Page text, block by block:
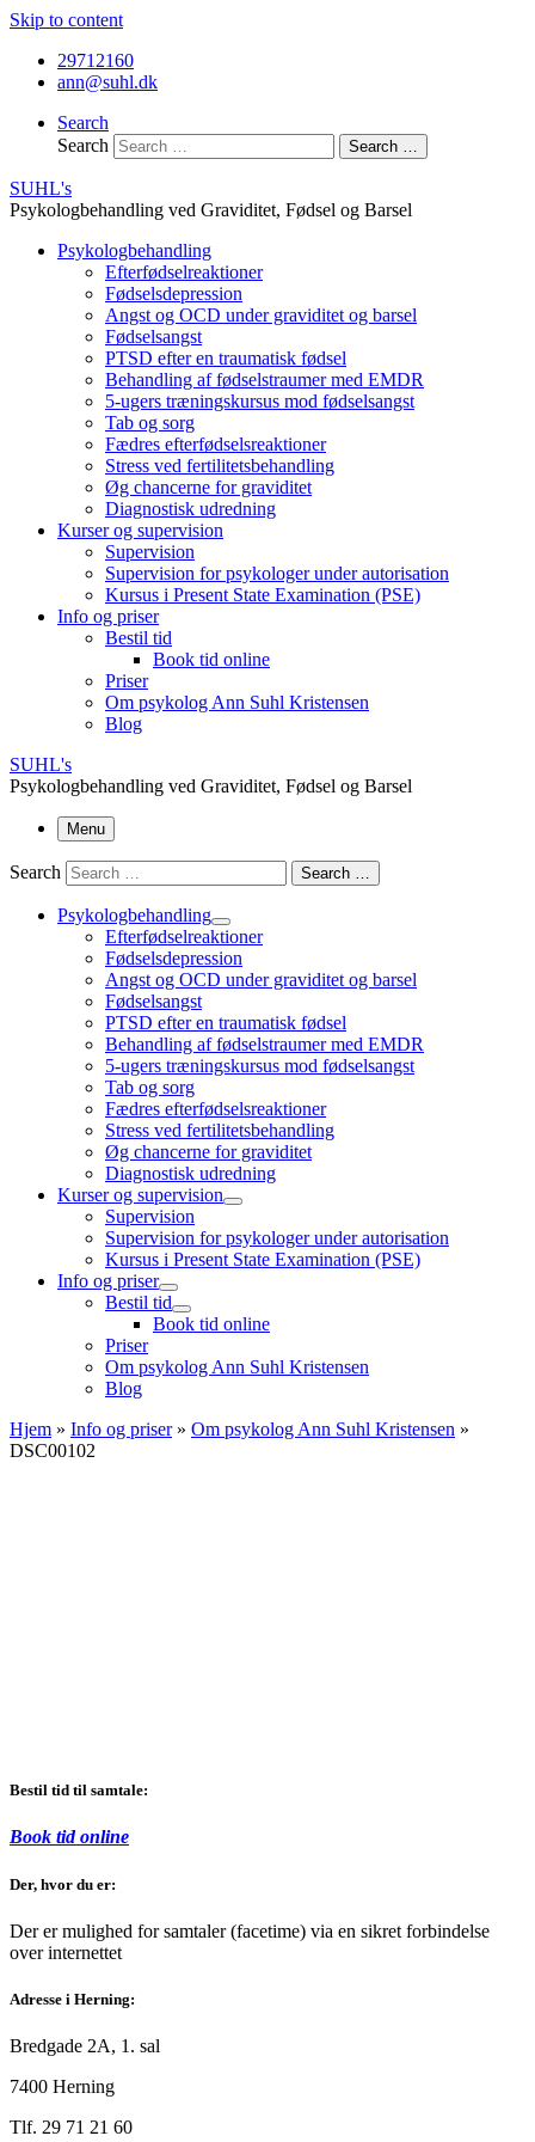
Skip to content
29712160
ann@suhl.dk
Search
Search
Search …
SUHL's
Psykologbehandling ved Graviditet, Fødsel og Barsel
Psykologbehandling
Efterfødselreaktioner
Fødselsdepression
Angst og OCD under graviditet og barsel
Fødselsangst
PTSD efter en traumatisk fødsel
Behandling af fødselstraumer med EMDR
5-ugers træningskursus mod fødselsangst
Tab og sorg
Fædres efterfødselsreaktioner
Stress ved fertilitetsbehandling
Øg chancerne for graviditet
Diagnostisk udredning
Kurser og supervision
Supervision
Supervision for psykologer under autorisation
Kursus i Present State Examination (PSE)
Info og priser
Bestil tid
Book tid online
Priser
Om psykolog Ann Suhl Kristensen
Blog
SUHL's
Psykologbehandling ved Graviditet, Fødsel og Barsel
Menu
Search Search …
Psykologbehandling
Efterfødselreaktioner
Fødselsdepression
Angst og OCD under graviditet og barsel
Fødselsangst
PTSD efter en traumatisk fødsel
Behandling af fødselstraumer med EMDR
5-ugers træningskursus mod fødselsangst
Tab og sorg
Fædres efterfødselsreaktioner
Stress ved fertilitetsbehandling
Øg chancerne for graviditet
Diagnostisk udredning
Kurser og supervision
Supervision
Supervision for psykologer under autorisation
Kursus i Present State Examination (PSE)
Info og priser
Bestil tid
Book tid online
Priser
Om psykolog Ann Suhl Kristensen
Blog
Hjem » Info og priser» Om psykolog Ann Suhl Kristensen »
DSC00102
Bestil tid til samtale:
Book tid online
Der, hvor du er:
Der er mulighed for samtaler (facetime) via en sikret forbindelse
over internettet
Adresse i Herning:
Bredgade 2A, 1. sal
7400 Herning
Tlf. 29 71 21 60